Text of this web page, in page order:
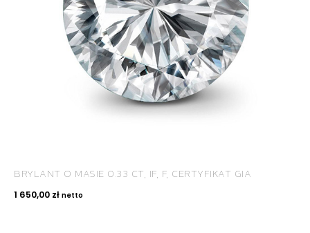
BRYLANT O MASIE 0.33 CT, IF, F, CERTYFIKAT GIA
1 650,00 zł netto